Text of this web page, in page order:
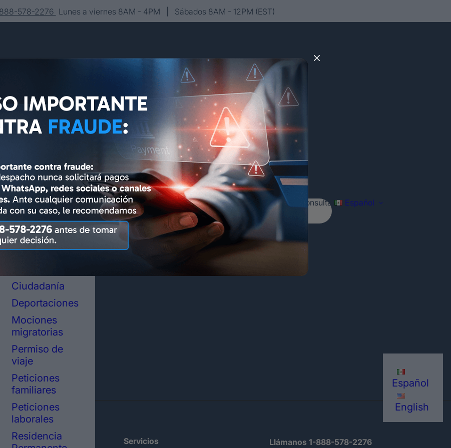
578-2276 Lunes a viernes 8AM - 4PM | Sábados 8AM - 12PM (EST)
Asesoría y
representación
legal en
inmigración
Ciudadanía
Deportaciones
Mociones
migratorias
Permiso de
viaje
Peticiones
familiares
Peticiones
laborales
Residencia
Conócenos Editorial Contacto Agenda tu consulta Español
Español
English
Sitemap Servicios Llámanos 1-888-578-2276